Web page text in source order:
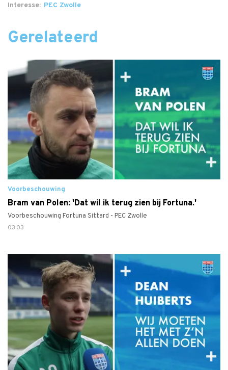
Interesse PEC Zwolle
Gerelateerd
Voorbeschouwing
Bram van Polen: 'Dat wil ik terug zien bij Fortuna.'
Voorbeschouwing Fortuna Sittard - PEC Zwolle
03:03